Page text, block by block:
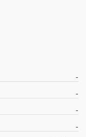
-
-
-
-